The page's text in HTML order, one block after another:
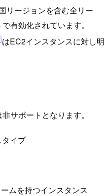
リージョンを含む全リー
有効化されています。
はEC2インスタンスに対し明
サポートとなります。
イプ
ムを持つインスタンス